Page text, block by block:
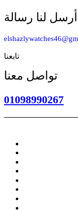
أرسل لنا رسالة
تابعنا
تواصل معنا
01098990267